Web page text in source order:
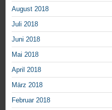
August 2018
Juli 2018
Juni 2018
Mai 2018
April 2018
März 2018
Februar 2018